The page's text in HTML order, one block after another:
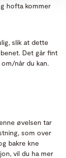
hofta kommer
slik at dette
Det går fint
når du kan.
øvelsen tar
som over
bakre kne
vil du ha mer